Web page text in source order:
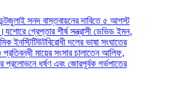
বাস্তবায়নের দাবিতে ৫ আগস্ট
শীর্ষ সন্ত্রাসী ডেভিড ইমন,
বিরোধী দলের ভাষা সংঘাতের
সংসার চালাতেন আলিফ,
ধর্ষণ এবং জোরপূর্বক গর্ভপাতের